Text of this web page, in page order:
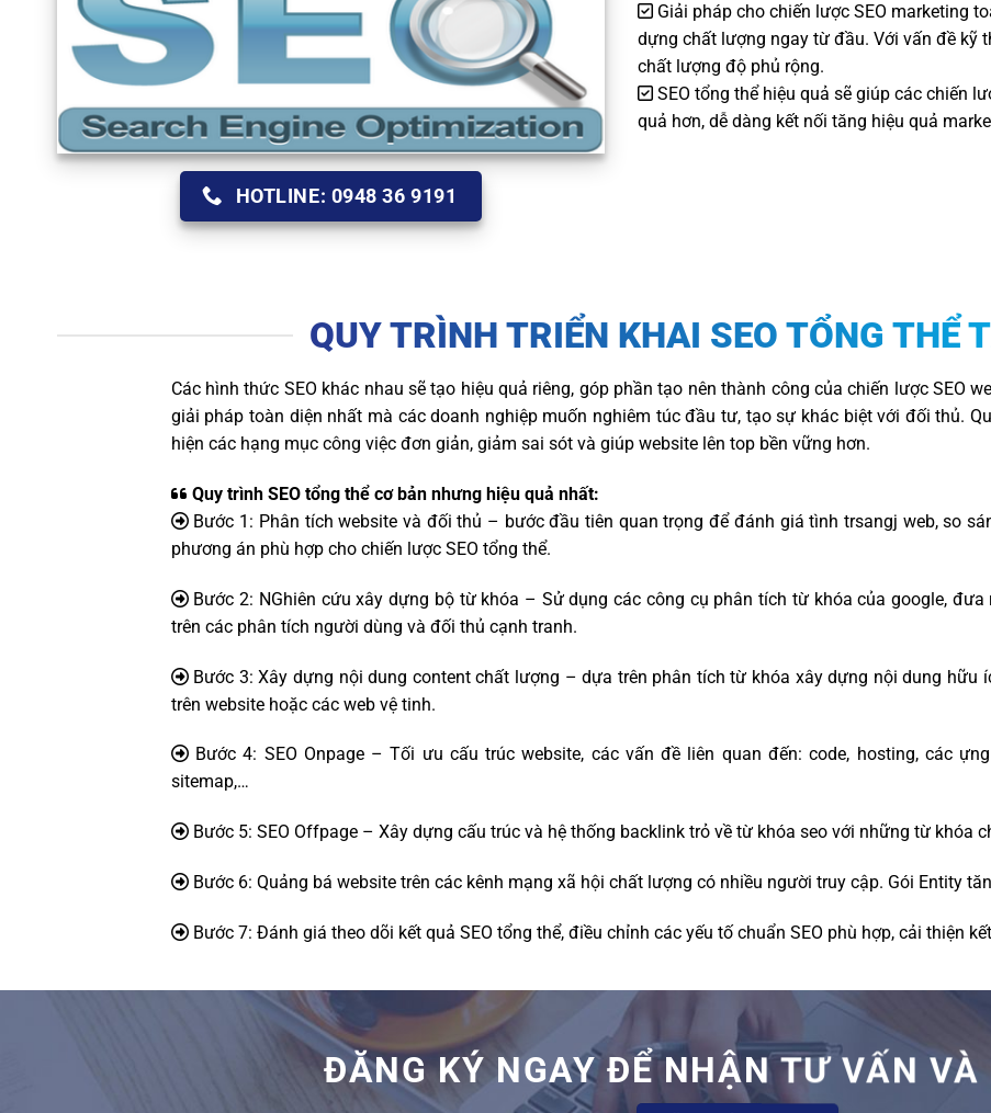
HOTLINE: 0948 36 9191
Giải pháp cho chiến lược SEO marketing
dựng chất lượng ngay từ đầu. Với vấn đề kỹ
chất lượng độ phủ rộng.
SEO tổng thể hiệu quả sẽ giúp các chiến
quả hơn, dễ dàng kết nối tăng hiệu quả
QUY TRÌNH TRIỂN KHAI SEO TỔNG THỂ
Các hình thức SEO khác nhau sẽ tạo hiệu quả riêng, góp phần tạo nên thành công của chiến lược SEO
giải pháp toàn diện nhất mà các doanh nghiệp muốn nghiêm túc đầu tư, tạo sự khác biệt với đối thủ.
hiện các hạng mục công việc đơn giản, giảm sai sót và giúp website lên top bền vững hơn.
Quy trình SEO tổng thể cơ bản nhưng hiệu quả nhất:
Bước 1: Phân tích website và đối thủ – bước đầu tiên quan trọng để đánh giá tình trsangj web, so
phương án phù hợp cho chiến lược SEO tổng thể.
Bước 2: NGhiên cứu xây dựng bộ từ khóa – Sử dụng các công cụ phân tích từ khóa của google, đưa
trên các phân tích người dùng và đối thủ cạnh tranh.
Bước 3: Xây dựng nội dung content chất lượng – dựa trên phân tích từ khóa xây dựng nội dung hữu
trên website hoặc các web vệ tinh.
Bước 4: SEO Onpage – Tối ưu cấu trúc website, các vấn đề liên quan đến: code, hosting, các
sitemap,…
Bước 5: SEO Offpage – Xây dựng cấu trúc và hệ thống backlink trỏ về từ khóa seo với những từ khóa
Bước 6: Quảng bá website trên các kênh mạng xã hội chất lượng có nhiều người truy cập. Gói Entity
Bước 7: Đánh giá theo dõi kết quả SEO tổng thể, điều chỉnh các yếu tố chuẩn SEO phù hợp, cải thiện
ĐĂNG KÝ NGAY ĐỂ NHẬN TƯ VẤN VÀ